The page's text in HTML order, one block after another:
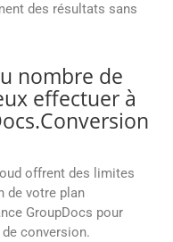
des résultats sans
nombre de
effectuer à
offrent des limites
de votre plan
GroupDocs pour
conversion.